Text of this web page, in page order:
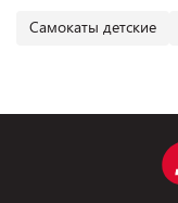
Самокаты детские